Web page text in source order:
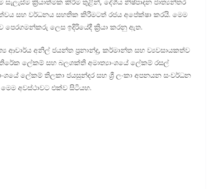
සහ වර්ධනය සහතික කිරීමටත් රජය අපේක්ෂා කරයි. මෙම
පෙරගමන්කරු ලෙස ඉදිරියේදී ක්‍රියා කරනු ඇත.
ආචාර්ය අනිල් ජයන්ත ප්‍රනාන්දු, කර්මාන්ත සහ ව්‍යවසායකත්ව
ලේකම් සහ බලශක්ති අමාත්‍යාංශයේ ලේකම් රසල්
ලේකම් තිලකා ජයසුන්දර සහ ශ්‍රී ලංකා අපනයන සංවර්ධන
අවස්ථාවට එක්ව සිටියහ.